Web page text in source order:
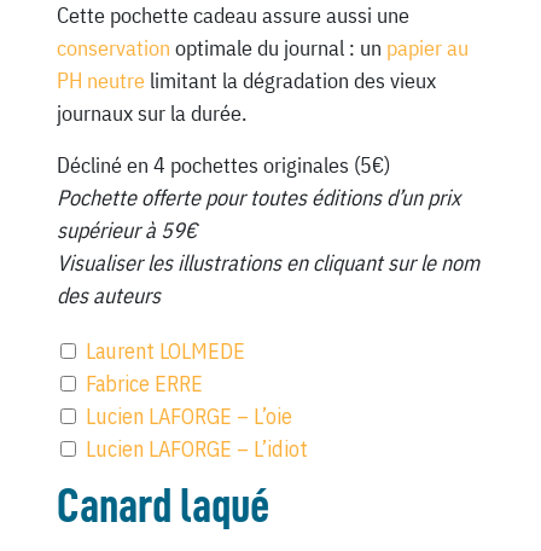
Cette pochette cadeau assure aussi une
conservation optimale du journal : un papier au
PH neutrelimitant la dégradation des vieux
journaux sur la durée.
Décliné en 4 pochettes originales (5€)
Pochette offerte pour toutes éditions d’un prix
supérieur à 59€
Visualiser les illustrations en cliquant sur le nom
des auteurs
Laurent LOLMEDE
Fabrice ERRE
Lucien LAFORGE – L’oie
Lucien LAFORGE – L’idiot
Canard laqué